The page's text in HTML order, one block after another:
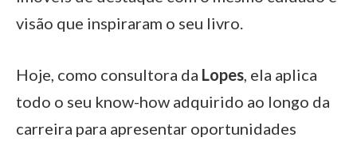
visão que inspiraram o seu livro.
Hoje, como consultora da Lopes, ela aplica
todo o seu know-how adquirido ao longo da
carreira para apresentar oportunidades